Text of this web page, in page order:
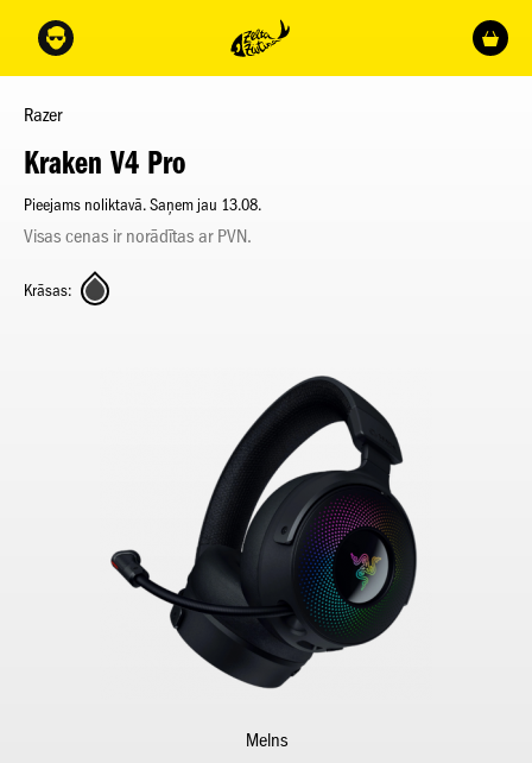
Razer
Kraken V4 Pro
Pieejams noliktavā. Saņem jau 13.08.
Visas cenas ir norādītas ar PVN.
Krāsas:
Melns